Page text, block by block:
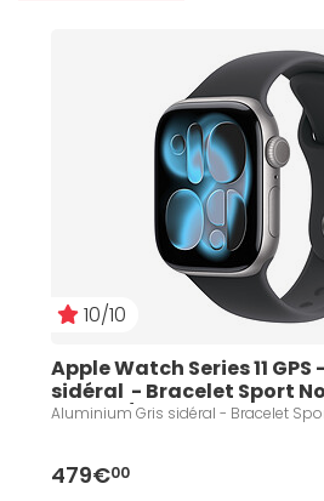
10/10
Apple Watch Series 11
sidéral  - Bracelet Sport
Taille S/M
Aluminium Gris sidéral -
479€00